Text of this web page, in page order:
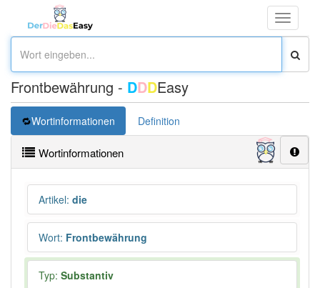
Toggle
Frontbewährung - DDDEasy
Wortinformationen Definition
Wortinformationen
Artikel: die
Wort: Frontbewährung
Typ: Substantiv